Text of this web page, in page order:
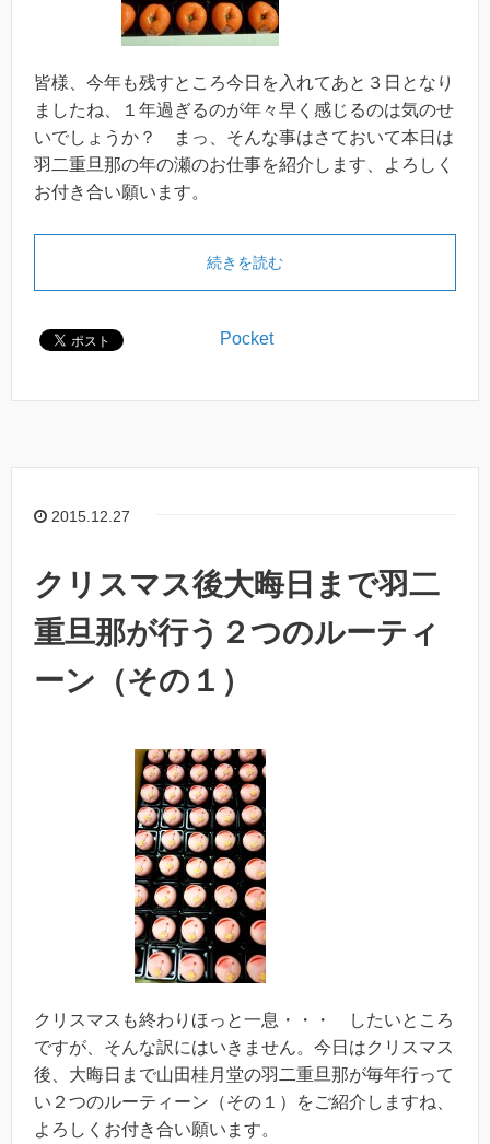
皆様、今年も残すところ今日を入れてあと３日となり
ましたね、１年過ぎるのが年々早く感じるのは気のせ
いでしょうか？ まっ、そんな事はさておいて本日は
羽二重旦那の年の瀬のお仕事を紹介します、よろしく
お付き合い願います。
続きを読む
Pocket
2015.12.27
クリスマス後大晦日まで羽二
重旦那が行う２つのルーティ
ーン（その１）
クリスマスも終わりほっと一息・・・ したいところ
ですが、そんな訳にはいきません。今日はクリスマス
後、大晦日まで山田桂月堂の羽二重旦那が毎年行って
い２つのルーティーン（その１）をご紹介しますね、
よろしくお付き合い願います。